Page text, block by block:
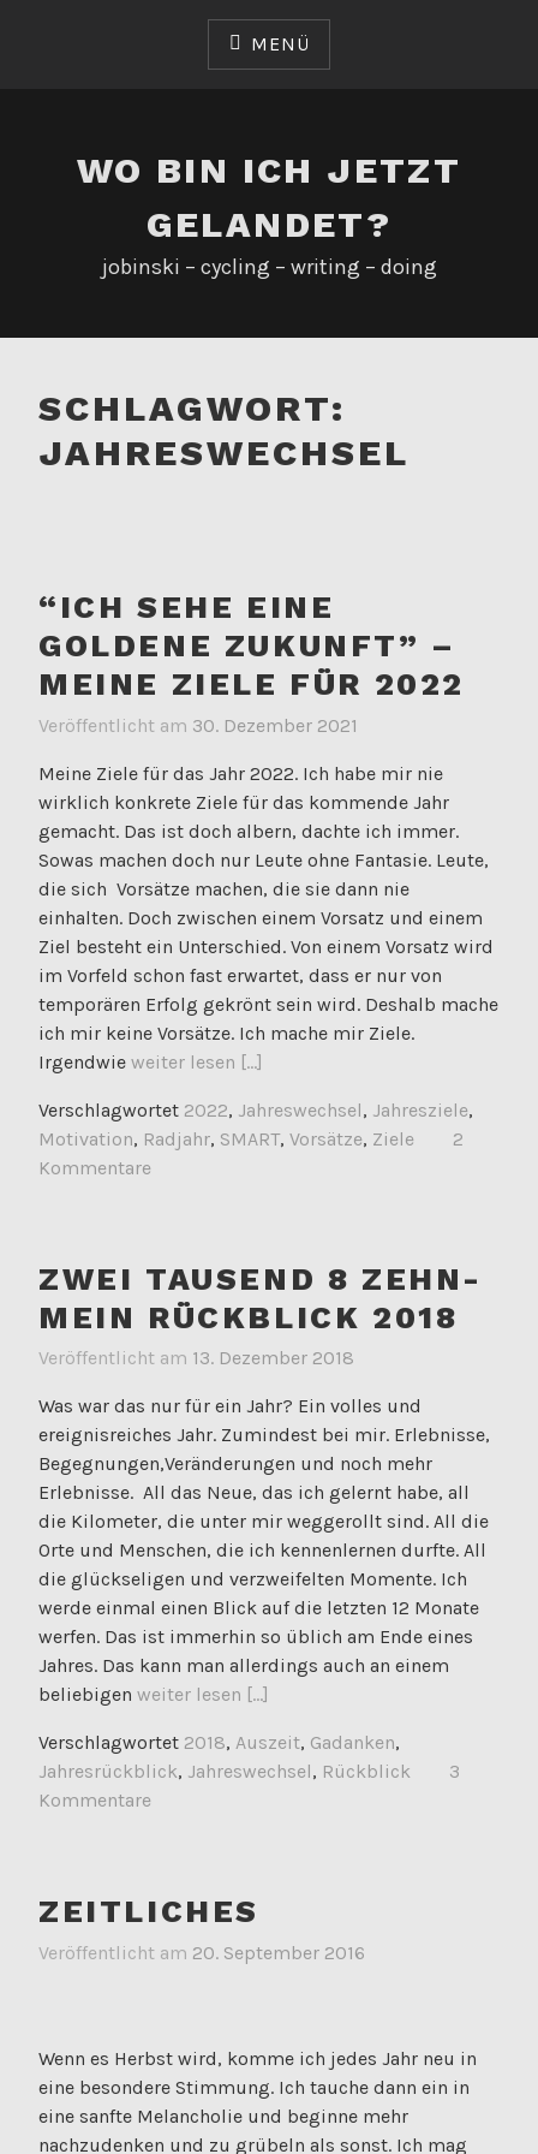
MENÜ
WO BIN ICH JETZT
GELANDET?
jobinski – cycling – writing – doing
SCHLAGWORT:
JAHRESWECHSEL
“ICH SEHE EINE
GOLDENE ZUKUNFT” –
MEINE ZIELE FÜR 2022
Veröffentlicht am 30. Dezember 2021
Meine Ziele für das Jahr 2022. Ich habe mir nie
wirklich konkrete Ziele für das kommende Jahr
gemacht. Das ist doch albern, dachte ich immer.
Sowas machen doch nur Leute ohne Fantasie. Leute,
die sich Vorsätze machen, die sie dann nie
einhalten. Doch zwischen einem Vorsatz und einem
Ziel besteht ein Unterschied. Von einem Vorsatz wird
im Vorfeld schon fast erwartet, dass er nur von
temporären Erfolg gekrönt sein wird. Deshalb mache
ich mir keine Vorsätze. Ich mache mir Ziele.
Irgendwie weiter lesen [...]
Verschlagwortet 2022, Jahreswechsel, Jahresziele,
Motivation, Radjahr, SMART, Vorsätze, Ziele
2
Kommentare
ZWEI TAUSEND 8 ZEHN-
MEIN RÜCKBLICK 2018
Veröffentlicht am 13. Dezember 2018
Was war das nur für ein Jahr? Ein volles und
ereignisreiches Jahr. Zumindest bei mir. Erlebnisse,
Begegnungen,Veränderungen und noch mehr
Erlebnisse. All das Neue, das ich gelernt habe, all
die Kilometer, die unter mir weggerollt sind. All die
Orte und Menschen, die ich kennenlernen durfte. All
die glückseligen und verzweifelten Momente. Ich
werde einmal einen Blick auf die letzten 12 Monate
werfen. Das ist immerhin so üblich am Ende eines
Jahres. Das kann man allerdings auch an einem
beliebigen weiter lesen [...]
Verschlagwortet 2018, Auszeit, Gadanken,
Jahresrückblick, Jahreswechsel, Rückblick
3
Kommentare
ZEITLICHES
Veröffentlicht am 20. September 2016
Wenn es Herbst wird, komme ich jedes Jahr neu in
eine besondere Stimmung. Ich tauche dann ein in
eine sanfte Melancholie und beginne mehr
nachzudenken und zu grübeln als sonst. Ich mag